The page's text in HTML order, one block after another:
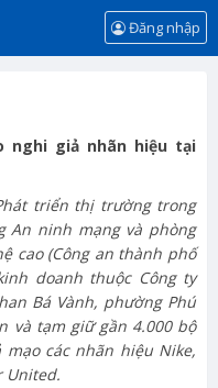
Đăng nhập
nghi giả nhãn hiệu tại
triển thị trường trong
An ninh mạng và phòng
cao (Công an thành phố
doanh thuộc Công ty
Bá Vành, phường Phú
và tạm giữ gần 4.000 bộ
các nhãn hiệu Nike,
United.